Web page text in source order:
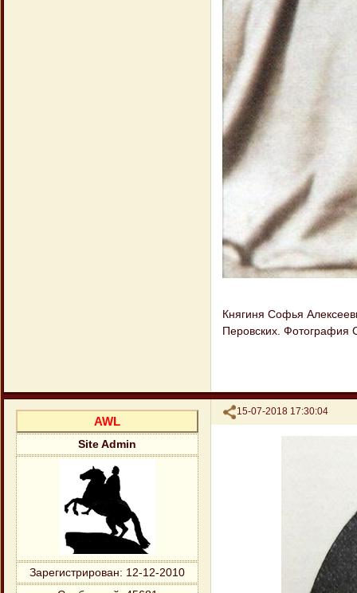
Княгиня Софья
Перовских. Фотография
Поделиться
15-07-2018 17:30:04
AWL
Site Admin
Зарегистрирован: 12-12-2010